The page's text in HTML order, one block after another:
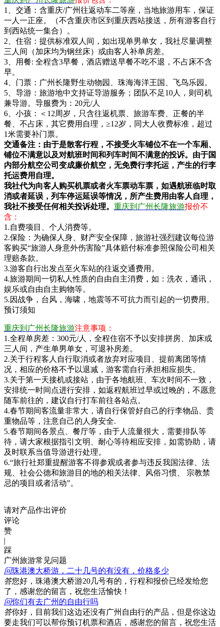
1、交通：含重庆/广州往返动车二等座，当地旅游用车，保证
一人一正座。（不含重庆市区到重庆西站接送，所有游客自行
到西站统一集合）。
2、住宿：提供标准双人间，如出现单男单女，我社尽量调整
三人间（加床均为钢丝床）或由客人补单房差。
3、用餐: 全程含3早餐，酒店赠送早餐不吃不退，不占床不含
早。
4、门票：广州长隆野生动物园、珠海海洋王国、飞鸟乐园。
5、导游：旅游地中文持证导游服务；团队不足10人，则司机
兼导游。导服费为：20元/人
6、小孩：＜12周岁，只含往返机票、旅游车费、正餐的半
餐、不占床，其它费用自理，≥12岁，同大人收费标准，超过
1米需要补门票。
交通备注：由于是散客行程，不接受火车铺位不在一个车厢、
铺位不满意以及对航班时间和列车时间不满意的投诉。由于国
内部分航空公司变成廉价航空，无免费行李托运，产生的行李
托运费用自理。
我社代为向客人购买机票或者火车票动车票，如遇航班临时取
消或者延误，列车停运延误等情况，所产生费用由客人自理，
我社不接受任何相关投诉处理。 重庆到广州长隆旅游报价不
含：
1.自费项目、个人消费等。
2.保险：为确保人身、财产安全保障，旅游社强烈建议每位游
客购买“旅游人身意外伤害险”具体赔付标准参照保险公司相关
理赔条款。
3.游客自行出发点至火车站的往返交通费用。
4.旅游期间一切私人性质的自由自主消费，如：洗衣，通讯，
娱乐或自由自主购物等。
5.因战争，台风，海啸，地震等不可抗力而引起的一切费用。
预订须知
重庆到广州长隆旅游注意事项：
1.全程单房差：300元/人，全程住宿不予以安排拼房、加床或
三人间，产生单男单女，可退补房差。
2.关于行程客人自行取消或者放弃对应项目、提前离团等情
况，相应的价格不予以退减，游客需自行承担相应损失。
3.关于第一天接机或接站，由于各地航班、车次时间不一致，
安排统一时间点进行安排，如返程航班过早或过晚的，不愿意
随车前往的，建议自行打车前往各站点。
4.春节期间客流量非常大，请自行保管好自己的行李物品、贵
重物品等，注意自己的人身安全.
5.春节期间各景点、餐厅等，由于人流量很大，需要排队等
待，请大家根据指引文明、耐心等待相应安排，如需协助，请
及时联系当值导游进行处理。
6.“旅行社郑重提醒游客不得参观或者参与违反我国法律、法
规、社会公德和旅游目的地的相关法律、风俗习惯、 宗教禁
忌的项目或者活动”。
请对产品作出评价
评论
赞
|
踩
广州旅游常见问题
问珠港澳大桥游，二十几号的有没有，价格多少
答您好，珠港澳大桥游20几号有的，行程和报价已经发给您
了，感谢您的留言，祝您生活愉快！
问你们有去广州的自由行吗
答你好，目前我们这边还没有广州自由行的产品，但是你这边
要走我们可以帮你预订机票和酒店，感谢您的留言，祝您生活